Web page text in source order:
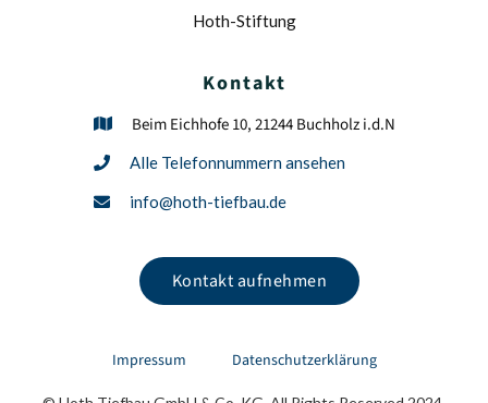
Hoth-Stiftung
Kontakt
 Beim Eichhofe 10, 21244 Buchholz i.d.N
 Alle Telefonnummern ansehen
 info@hoth-tiefbau.de
Kontakt aufnehmen
Impressum Datenschutzerklärung